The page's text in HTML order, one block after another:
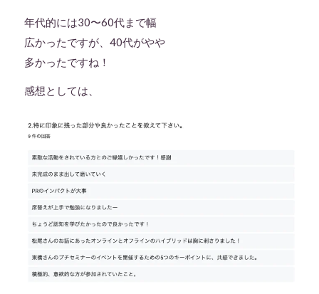
年代的には30〜60代まで幅
広かったですが、40代がやや
多かったですね！
感想としては、